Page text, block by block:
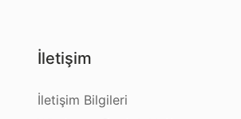
İletişim
İletişim Bilgileri